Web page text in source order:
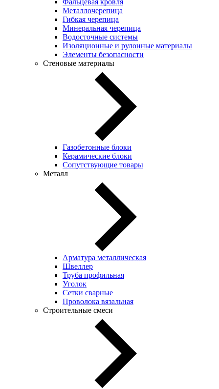
Металлочерепица
Гибкая черепица
Минеральная черепица
Водосточные системы
Изоляционные и рулонные материалы
Элементы безопасности
Стеновые материалы
Газобетонные блоки
Керамические блоки
Сопутствующие товары
Металл
Арматура металлическая
Швеллер
Труба профильная
Уголок
Сетки сварные
Проволока вязальная
Строительные смеси